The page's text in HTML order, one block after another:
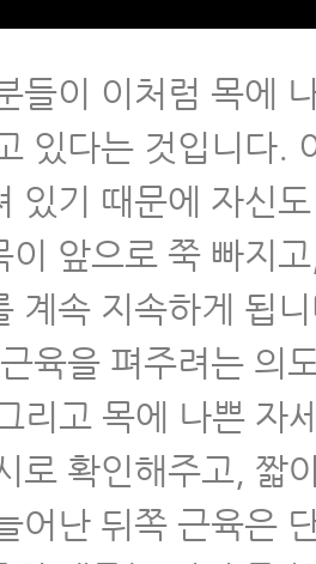
들이 이처럼 목에
있다는 것입니다.
있기 때문에 자신
이 앞으로 쭉 빠지
계속 지속하게 됩
육을 펴주려는 의
리고 목에 나쁜 자
로 확인해주고, 짧
어난 뒤쪽 근육은